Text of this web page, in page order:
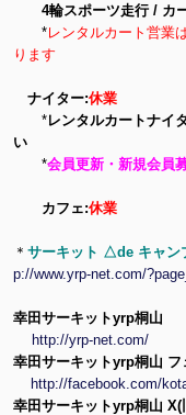
4輪スポーツ走行 / カ
*レンタルカート営業
ります
ナイター:休業
*レンタルカートナイ
い
*会員更新・新規会員
カフェ:休業
＊ サーキット △de キャン
p://www.yrp-net.com/
幸田サーキットyrp桐山
http://yrp-net.com/
幸田サーキットyrp桐山 フ
http://facebook.com/
幸田サーキットyrp桐山